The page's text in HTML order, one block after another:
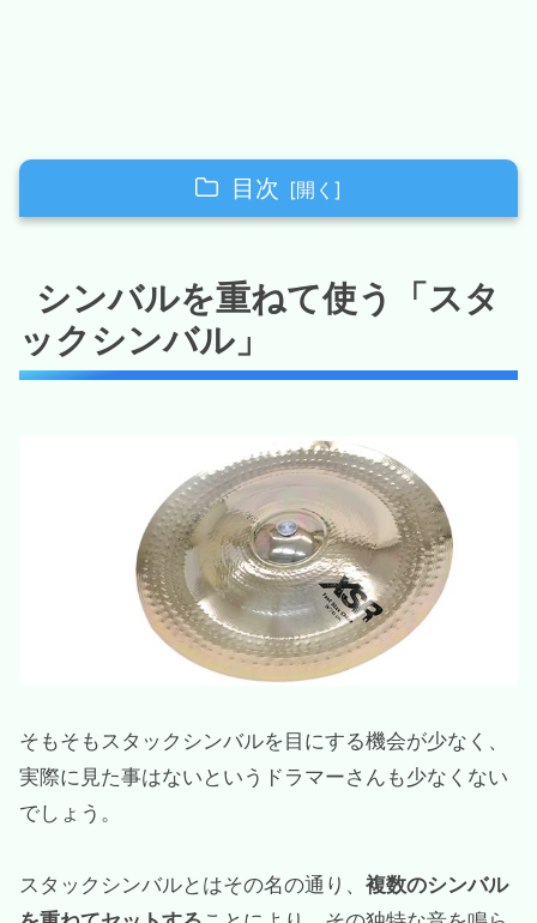
目次
既製品・販売されているスタックシンバル
イスタンブール Agop クラップスタッ
ク
プレイテック
ハンドクラップの音を電子パッドで出力する
スタックシンバルを自作する
注意点
スタックシンバルの使いどころ
シンバルを重ねて使う「スタ
ックシンバル」
そもそもスタックシンバルを目にする機会が少なく、
実際に見た事はないというドラマーさんも少なくない
でしょう。
スタックシンバルとはその名の通り、 複数のシンバル